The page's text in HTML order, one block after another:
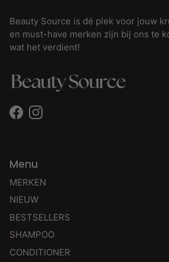
Beauty Source is dé plek voor jouw
en must-have merken zijn bij ons te
wat het verdient!
FacebookInstagram
Menu
MERKEN
NIEUW
BESTSELLERS
SHAMPOO
CONDITIONER